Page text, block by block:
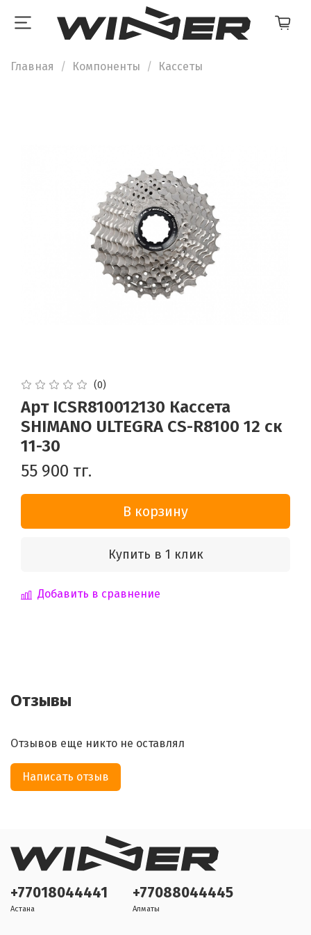
Главная Компоненты Кассеты
(0)
Арт ICSR810012130 Кассета
SHIMANO ULTEGRA CS-R8100 12 ск
11-30
55 900 тг.
В корзину
Купить в 1 клик
Добавить в сравнение
Отзывы
Отзывов еще никто не оставлял
Написать отзыв
+77018044441
Астана
+77088044445
Алматы